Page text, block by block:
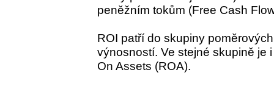
peněžním tokům (Free Cash
ROI patří do skupiny
výnosností. Ve stejné skupině je
On Assets (ROA).